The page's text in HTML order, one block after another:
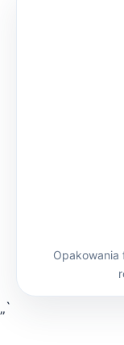
Opakowania
„`